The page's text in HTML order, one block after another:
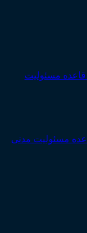
حقوق مسئولیت مدنی (۱) ـ قاعده مسئولیت مدنی